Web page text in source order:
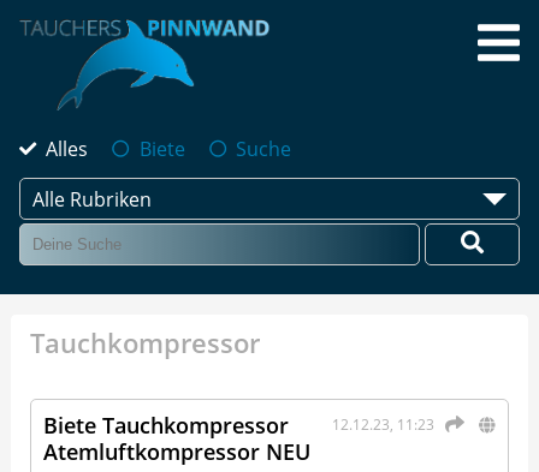
Alles Biete
Suche
Alle Rubriken
Tauchkompressor
12.12.23, 11:23
Biete Tauchkompressor
Atemluftkompressor NEU